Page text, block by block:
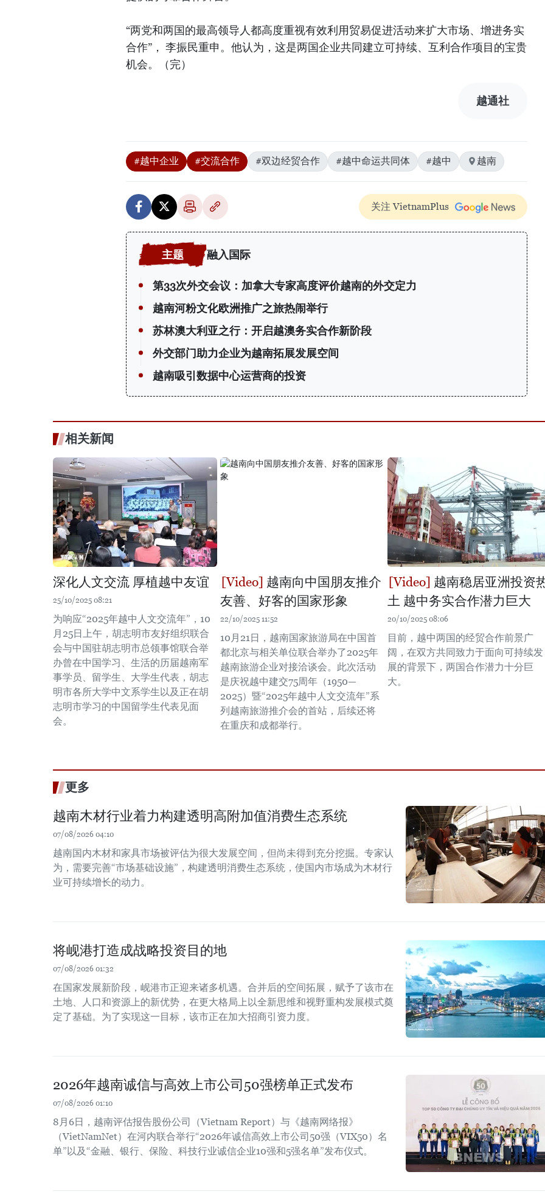
“两党和两国的最高领导人都高度重视有效利用贸易促进活动来扩大市场、增进务实
合作”， 李振民重申。他认为，这是两国企业共同建立可持续、互利合作项目的宝贵
机会。（完）
越通社
#越中企业 #交流合作 #双边经贸合作 #越中命运共同体 #越中 越南
关注 VietnamPlus
融入国际
第33次外交会议：加拿大专家高度评价越南的外交定力
越南河粉文化欧洲推广之旅热闹举行
苏林澳大利亚之行：开启越澳务实合作新阶段
外交部门助力企业为越南拓展发展空间
越南吸引数据中心运营商的投资
相关新闻
深化人文交流 厚植越中友谊
25/10/2025 08:21
为响应“2025年越中人文交流年”，10
月25日上午，胡志明市友好组织联合
会与中国驻胡志明市总领事馆联合举
办曾在中国学习、生活的历届越南军
事学员、留学生、大学生代表，胡志
明市各所大学中文系学生以及正在胡
志明市学习的中国留学生代表见面
会。
越南向中国朋友推介
友善、好客的国家形象
22/10/2025 11:52
10月21日，越南国家旅游局在中国首
都北京与相关单位联合举办了2025年
越南旅游企业对接洽谈会。此次活动
是庆祝越中建交75周年（1950—
2025）暨“2025年越中人文交流年”系
列越南旅游推介会的首站，后续还将
在重庆和成都举行。
越南稳居亚洲投资
土 越中务实合作潜力巨大
20/10/2025 08:06
目前，越中两国的经贸合作前景广
阔，在双方共同致力于面向可持续发
展的背景下，两国合作潜力十分巨
大。
更多
越南木材行业着力构建透明高附加值消费生态系统
07/08/2026 04:10
越南国内木材和家具市场被评估为很大发展空间，但尚未得到充分挖掘。专家认
为，需要完善“市场基础设施”，构建透明消费生态系统，使国内市场成为木材行
业可持续增长的动力。
将岘港打造成战略投资目的地
07/08/2026 01:32
在国家发展新阶段，岘港市正迎来诸多机遇。合并后的空间拓展，赋予了该市在
土地、人口和资源上的新优势，在更大格局上以全新思维和视野重构发展模式奠
定了基础。为了实现这一目标，该市正在加大招商引资力度。
2026年越南诚信与高效上市公司50强榜单正式发布
07/08/2026 01:10
8月6日，越南评估报告股份公司（Vietnam Report）与《越南网络报》
（VietNamNet）在河内联合举行“2026年诚信高效上市公司50强（VIX50）名
单”以及“金融、银行、保险、科技行业诚信企业10强和5强名单”发布仪式。